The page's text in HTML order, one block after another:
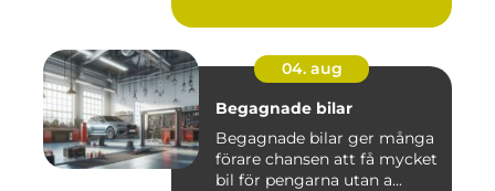
04. aug
Begagnade bilar
Begagnade bilar ger många
förare chansen att få mycket
bil för pengarna utan a...